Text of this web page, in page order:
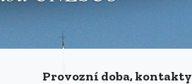
Provozní doba, kontakty